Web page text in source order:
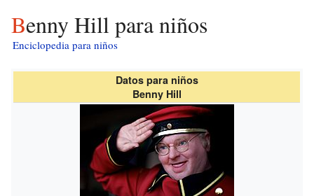
Benny Hill para niños
Enciclopedia para niños
Datos para niños
Benny Hill